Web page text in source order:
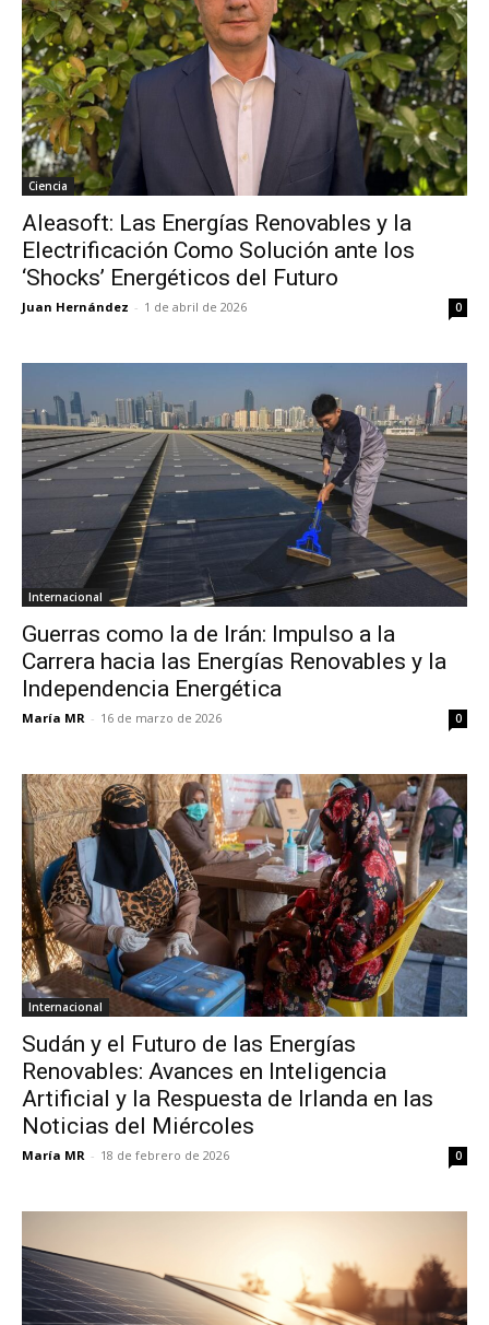
Ciencia
Aleasoft: Las Energías Renovables y la
Electrificación Como Solución ante los
‘Shocks’ Energéticos del Futuro
Juan Hernández - 1 de abril de 2026 0
Internacional
Guerras como la de Irán: Impulso a la
Carrera hacia las Energías Renovables y la
Independencia Energética
María MR - 16 de marzo de 2026 0
Internacional
Sudán y el Futuro de las Energías
Renovables: Avances en Inteligencia
Artificial y la Respuesta de Irlanda en las
Noticias del Miércoles
María MR - 18 de febrero de 2026 0